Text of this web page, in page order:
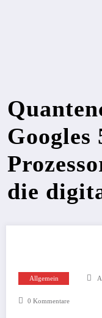
Googles
die
Allgemein
0 Kommentare